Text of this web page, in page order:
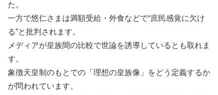
た。
一方で悠仁さまは満額受給・外食などで“庶民感覚に欠け
る”と批判されます。
メディアが皇族間の比較で世論を誘導しているとも取れま
す。
象徴天皇制のもとでの「理想の皇族像」をどう定義するか
が問われています。